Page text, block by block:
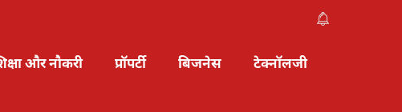
और नौकरी प्रॉपर्टी बिजनेस टेक्नॉलजी